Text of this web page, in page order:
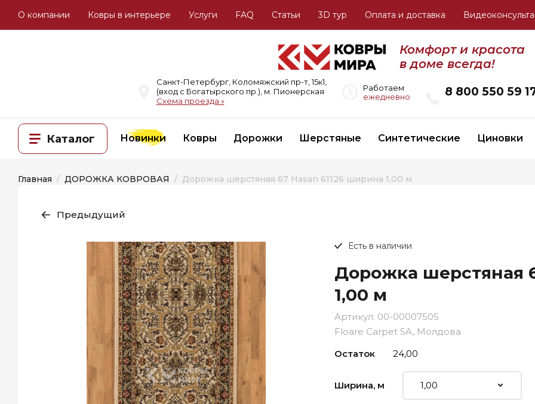
О компании Ковры в интерьере Услуги FAQ Статьи 3D тур Оплата и доставка
Комфорт и красота
в доме всегда!
Санкт-Петербург, Коломяжский пр-т, 15к1,
(вход с Богатырского пр.), м. Пионерская
Схема проезда »
Работаем
ежедневно
8 800 550 59
Каталог Новинки Ковры Дорожки Шерстяные Синтетические Циновки
Главная
  /
ДОРОЖКА КОВРОВАЯ
  /  Дорожка шерстяная 67 Hasan 61126 ширина 1,00 м
Предыдущий
Есть в наличии
Дорожка шерстяная
1,00 м
Артикул: 00-00007505
Floare Carpet SA, Молдова
Остаток
24,00
Ширина, м